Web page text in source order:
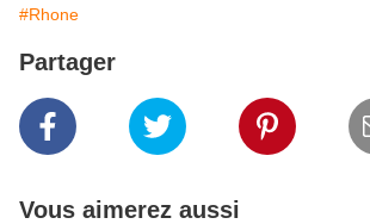
#Rhone
Partager
Vous aimerez aussi